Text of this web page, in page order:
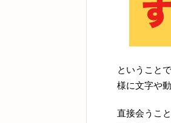
ということ
様に文字や
直接会うこ